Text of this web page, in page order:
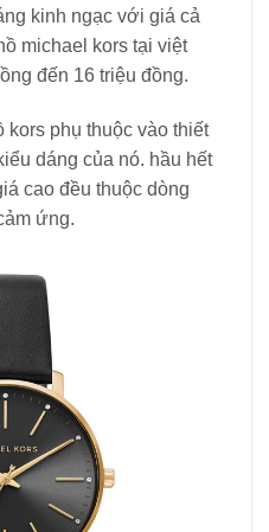
kinh ngạc với giá cả
michael kors tại việt
đến 16 triệu đồng.
kors phụ thuộc vào thiết
dáng của nó. hầu hết
cao đều thuộc dòng
ứng.